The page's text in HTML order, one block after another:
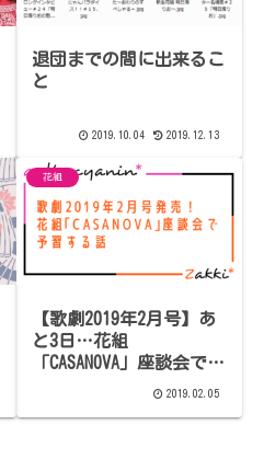
退団までの間に出来るこ
と
2019.10.04 2019.12.13
花組
【歌劇2019年2月号】あ
と3日…花組
「CASANOVA」座談会で気
2019.02.05